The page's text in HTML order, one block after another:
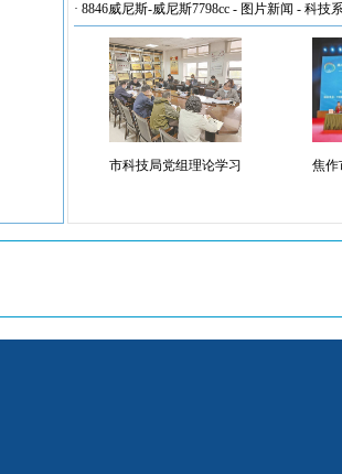
· 8846威尼斯-威尼斯7798cc - 图片新闻 - 科技
市科技局党组理论学习 焦作